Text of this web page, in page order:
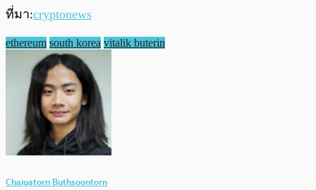
ที่มา:cryptonews
ethereum south korea vitalik buterin
Chaiyatorn Buthsoontorn